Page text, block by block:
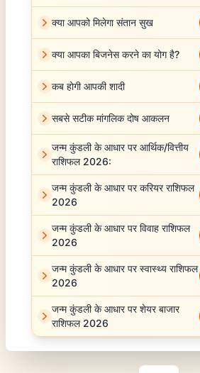
क्या आपको मिलेगा संतान सुख
क्या आपका बिजनेस करने का योग है?
कब होगी आपकी शादी
सबसे सटीक मांगलिक दोष आकलन
जन्म कुंडली के आधार पर आर्थिक/वित्तीय
राशिफल 2026:
जन्म कुंडली के आधार पर करियर राशिफल
2026
जन्म कुंडली के आधार पर विवाह राशिफल
2026
जन्म कुंडली के आधार पर स्वास्थ्य राशिफल
2026
जन्म कुंडली के आधार पर शेयर बाजार
राशिफल 2026